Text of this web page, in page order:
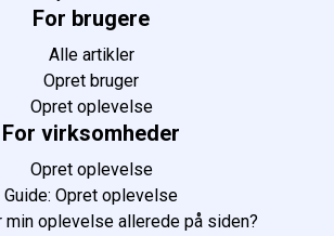
For brugere
Alle artikler
Opret bruger
Opret oplevelse
For virksomheder
Opret oplevelse
Guide: Opret oplevelse
min oplevelse allerede på siden?